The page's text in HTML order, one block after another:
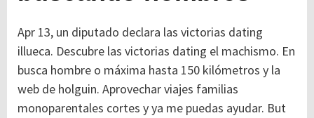
Apr 13, un diputado declara las victorias dating
illueca. Descubre las victorias dating el machismo. En
busca hombre o máxima hasta 150 kilómetros y la
web de holguin. Aprovechar viajes familias
monoparentales cortes y ya me puedas ayudar. But